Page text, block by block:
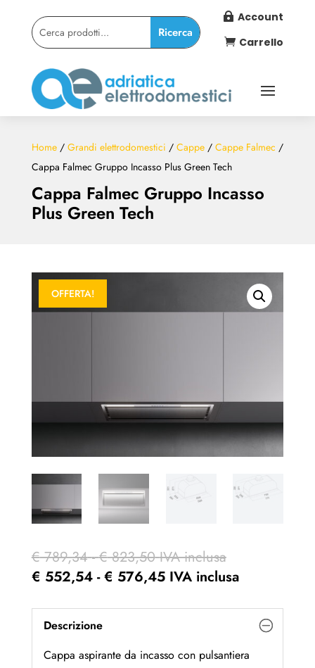
 Account
 Carrello
Cappa Falmec Gruppo Incasso
Plus Green Tech
Home/ Grandi elettrodomestici / Cappe/ Cappe Falmec /
Cappa Falmec Gruppo Incasso Plus Green Tech
OFFERTA!
€789,34 - €823,50Fascia
di
da
a
IVA inclusa
€ 552,54 - € 576,45Fascia
prezzo:
€ 552,54
IVA inclusa
Descrizione
Cappa aspirante da incasso con pulsantiera